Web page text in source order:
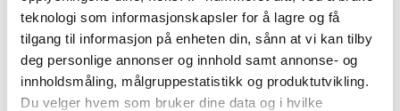
teknologi som informasjonskapsler for å lagre og få
tilgang til informasjon på enheten din, sånn at vi kan tilby
deg personlige annonser og innhold samt annonse- og
innholdsmåling, målgruppestatistikk og produktutvikling.
Du velger hvem som bruker dine data og i hvilke